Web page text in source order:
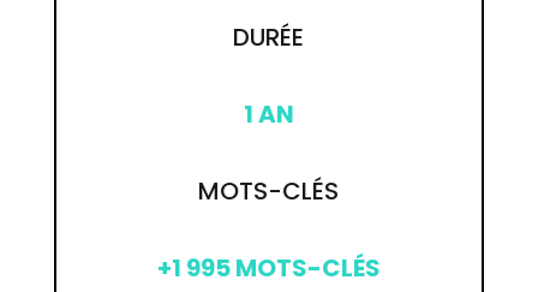
DURÉE
1 AN
MOTS-CLÉS
+1 995 MOTS-CLÉS